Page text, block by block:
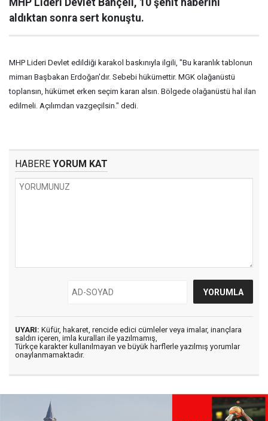
MHP Lideri Devlet Bahçeli, 10 şehit haberini
aldıktan sonra sert konuştu.
MHP Lideri Devlet edildiği karakol baskınıyla ilgili, "Bu karanlık tablonun
mimarı Başbakan Erdoğan'dır. Sebebi hükümettir. MGK olağanüstü
toplansın, hükümet erken seçim kararı alsın. Bölgede olağanüstü hal ilan
edilmeli. Açılımdan vazgeçilsin." dedi.
HABERE YORUM KAT
UYARI: Küfür, hakaret, rencide edici cümleler veya imalar, inançlara
saldırı içeren, imla kuralları ile yazılmamış,
Türkçe karakter kullanılmayan ve büyük harflerle yazılmış yorumlar
onaylanmamaktadır.